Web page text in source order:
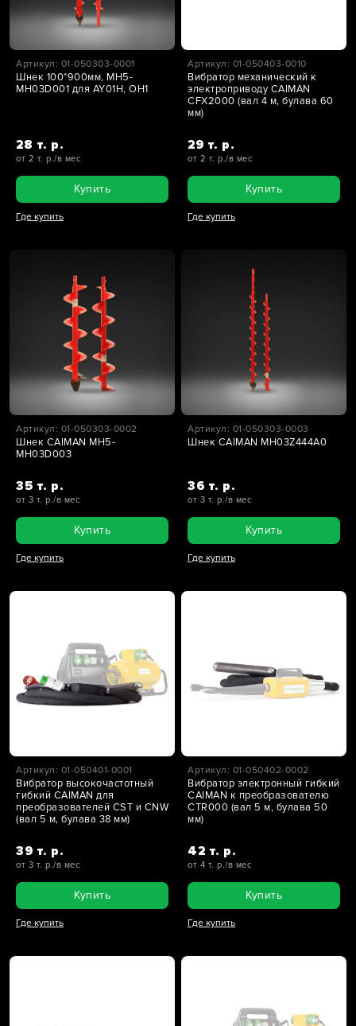
Артикул: 01-050303-0001
Шнек 100*900мм, MH5-
MH03D001 для AY01H, OH1
28 т. р.
от 2 т. р./в мес
Купить
Где купить
Артикул: 01-050403-0010
Вибратор механический к
электроприводу CAIMAN
CFX2000 (вал 4 м, булава 60
мм)
29 т. р.
от 2 т. р./в мес
Купить
Где купить
Артикул: 01-050303-0002
Шнек CAIMAN MH5-
MH03D003
35 т. р.
от 3 т. р./в мес
Купить
Где купить
Артикул: 01-050303-0003
Шнек CAIMAN MH03Z444A0
36 т. р.
от 3 т. р./в мес
Купить
Где купить
Артикул: 01-050401-0001
Вибратор высокочастотный
гибкий CAIMAN для
преобразователей CST и CNW
(вал 5 м, булава 38 мм)
39 т. р.
от 3 т. р./в мес
Купить
Где купить
Артикул: 01-050402-0002
Вибратор электронный гибкий
CAIMAN к преобразователю
CTR000 (вал 5 м, булава 50
мм)
42 т. р.
от 4 т. р./в мес
Купить
Где купить